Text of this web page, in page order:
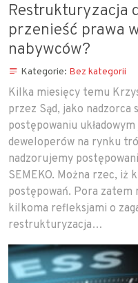
Restrukturyzacja
przenieść prawa
nabywców?
Kategorie: Bez kategorii
Kilka miesięcy temu
przez Sąd, jako nadzorca
postępowaniu
deweloperów na rynku
nadzorujemy
SEMEKO. Można rzec, iż
postępowań. Pora zatem
kilkoma refleksjami o
restrukturyzacja…